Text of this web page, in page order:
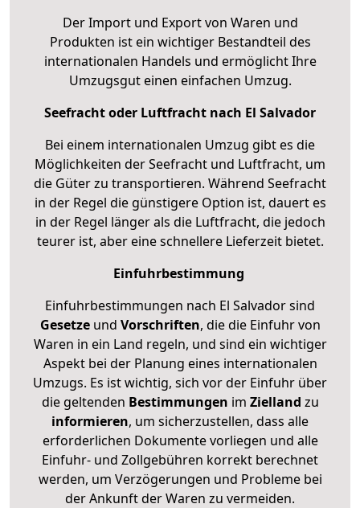
Der Import und Export von Waren und
Produkten ist ein wichtiger Bestandteil des
internationalen Handels und ermöglicht Ihre
Umzugsgut einen einfachen Umzug.
Seefracht oder Luftfracht nach El Salvador
Bei einem internationalen Umzug gibt es die
Möglichkeiten der Seefracht und Luftfracht, um
die Güter zu transportieren. Während Seefracht
in der Regel die günstigere Option ist, dauert es
in der Regel länger als die Luftfracht, die jedoch
teurer ist, aber eine schnellere Lieferzeit bietet.
Einfuhrbestimmung
Einfuhrbestimmungen nach El Salvador sind
Gesetzeund Vorschriften, die die Einfuhr von
Waren in ein Land regeln, und sind ein wichtiger
Aspekt bei der Planung eines internationalen
Umzugs. Es ist wichtig, sich vor der Einfuhr über
die geltenden Bestimmungen im Zielland zu
informieren, um sicherzustellen, dass alle
erforderlichen Dokumente vorliegen und alle
Einfuhr- und Zollgebühren korrekt berechnet
werden, um Verzögerungen und Probleme bei
der Ankunft der Waren zu vermeiden.